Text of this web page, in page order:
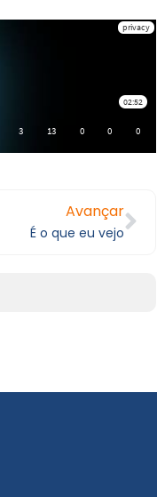
Avançar
É o que eu vejo